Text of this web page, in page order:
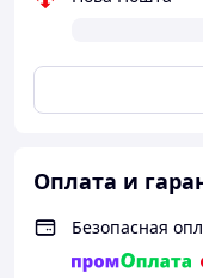
(зовнішній
Посадковий
металік Гарантія:
Оплата и
Безопасная